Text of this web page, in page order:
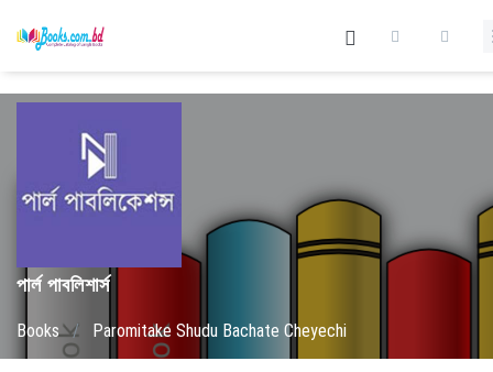
পার্ল পাবলিশার্স
Books / Paromitake Shudu Bachate Cheyechi